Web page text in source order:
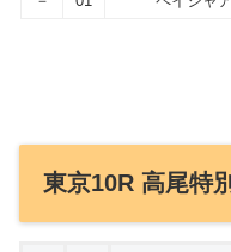
東京10R 高尾特